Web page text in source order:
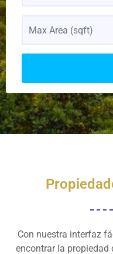
Con nuestra interfaz
encontrar la propiedad